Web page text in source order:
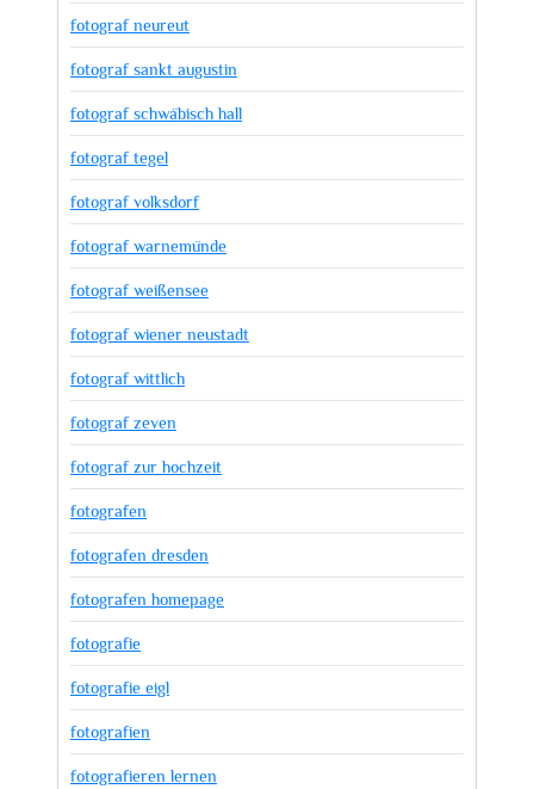
fotograf neureut
fotograf sankt augustin
fotograf schwäbisch hall
fotograf tegel
fotograf volksdorf
fotograf warnemünde
fotograf weißensee
fotograf wiener neustadt
fotograf wittlich
fotograf zeven
fotograf zur hochzeit
fotografen
fotografen dresden
fotografen homepage
fotografie
fotografie eigl
fotografien
fotografieren lernen